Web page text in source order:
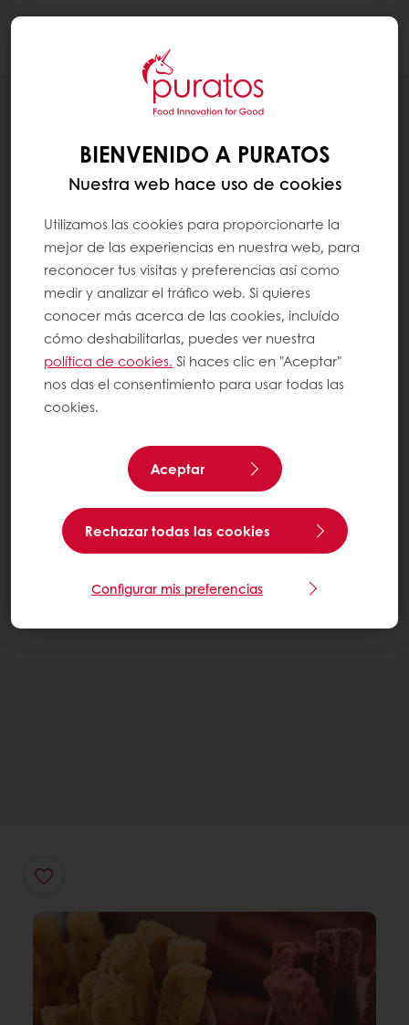
RECETAS
BIENVENIDO A PURATOS
Nuestra web hace uso de cookies
Utilizamos las cookies para proporcionarte la
mejor de las experiencias en nuestra web, para
reconocer tus visitas y preferencias así como
medir y analizar el tráfico web. Si quieres
conocer más acerca de las cookies, incluído
cómo deshabilitarlas, puedes ver nuestra
política de cookies. Si haces clic en "Aceptar"
nos das el consentimiento para usar todas las
cookies.
Aceptar
Rechazar todas las cookies
Configurar mis preferencias